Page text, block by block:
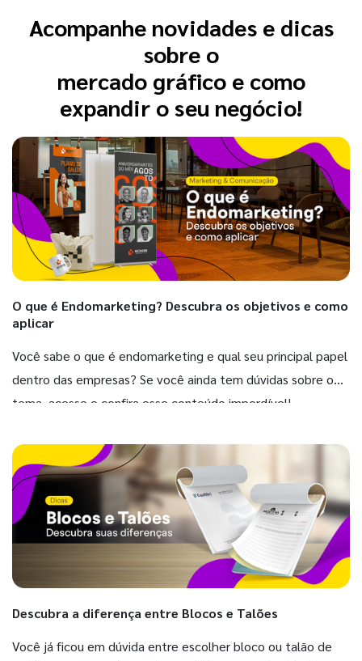
Acompanhe novidades e dicas
sobre o
mercado gráfico e como
expandir o seu negócio!
O que é Endomarketing? Descubra os objetivos e como
aplicar
Você sabe o que é endomarketing e qual seu principal papel
dentro das empresas? Se você ainda tem dúvidas sobre o
tema, acesse e confira esse conteúdo imperdível!
Descubra a diferença entre Blocos e Talões
Você já ficou em dúvida entre escolher bloco ou talão de